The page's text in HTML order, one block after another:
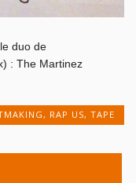
duo de
: The Martinez
, RAP US, TAPE